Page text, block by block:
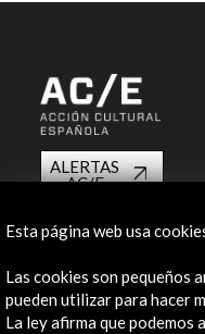
ALERTAS
AC/E
+34 91 700 4000
Esta página web usa
Las cookies son pequeños
pueden utilizar para hacer
La ley afirma que podemos